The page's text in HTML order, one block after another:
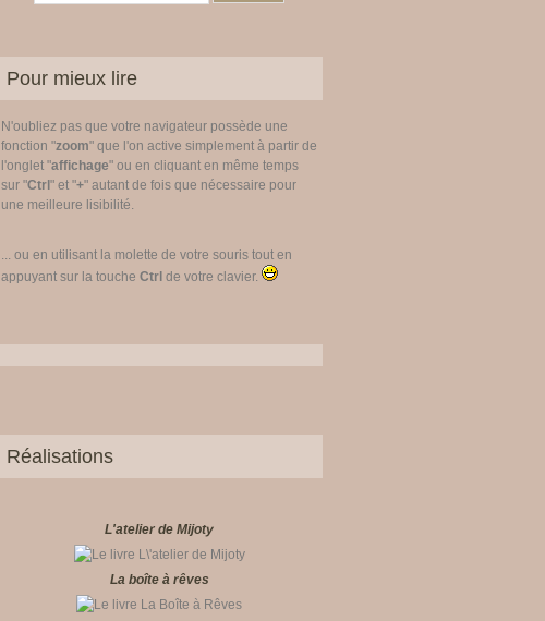
Pour mieux lire
N'oubliez pas que votre navigateur possède une
fonction "zoom" que l'on active simplement à partir de
l'onglet "affichage" ou en cliquant en même temps
sur "Ctrl " et "+" autant de fois que nécessaire pour
une meilleure lisibilité.
... ou en utilisant la molette de votre souris tout en
appuyant sur la touche Ctrl de votre clavier.
Réalisations
L'atelier de Mijoty
La boîte à rêves